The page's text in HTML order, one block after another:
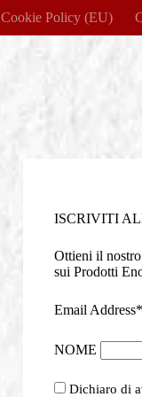
Cookie Policy (EU)
ISCRIVITI
Ottieni il
sui Prodotti
Email Address*
NOME
Dichiaro di